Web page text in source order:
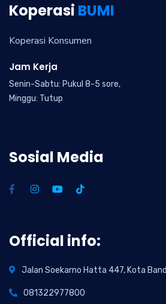
Koperasi BUMI
Koperasi Konsumen
Jam Kerja
Senin-Sabtu: Pukul 8-5 sore,
Minggu: Tutup
Sosial Media
Official info:
Jalan Soekarno Hatta 447, Kota
081322977800